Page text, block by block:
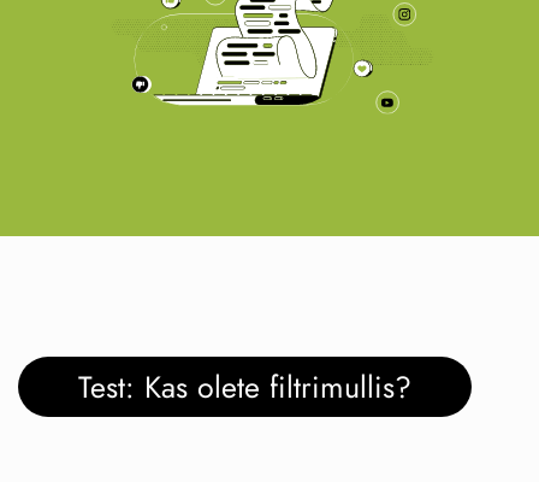
Test: Kas olete filtrimullis?